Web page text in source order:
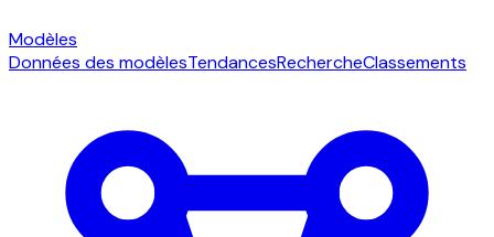
Modèles
Données des modèlesTendancesRechercheClassements